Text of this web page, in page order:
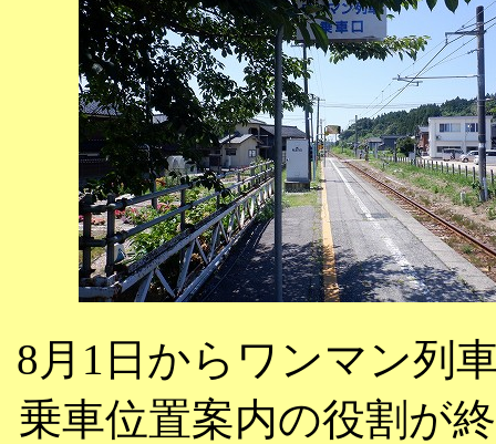
8月1日からワンマン列
乗車位置案内の役割が